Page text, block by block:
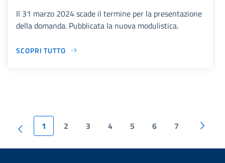
Il 31 marzo 2024 scade il termine per la presentazione
della domanda. Pubblicata la nuova modulistica.
SCOPRI TUTTO
1 2 3 4 5 6 7